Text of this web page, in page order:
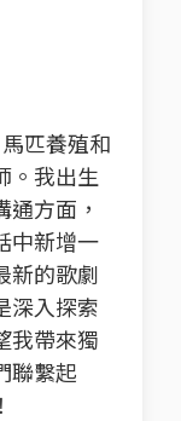
匹養殖和
。我出生
方面，
中新增一
新的歌劇
深入探索
我帶來獨
聯繫起